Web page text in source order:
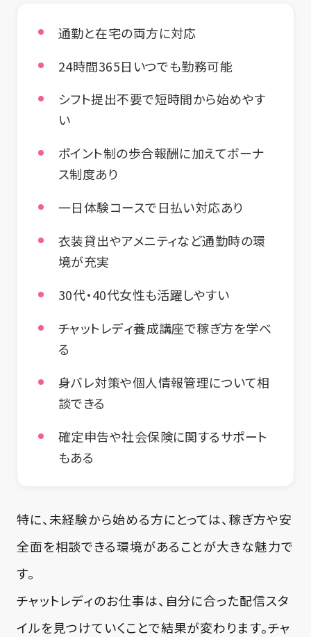
通勤と在宅の両方に対応
24時間365日いつでも勤務可能
シフト提出不要で短時間から始めやす
い
ポイント制の歩合報酬に加えてボーナ
ス制度あり
一日体験コースで日払い対応あり
衣装貸出やアメニティなど通勤時の環
境が充実
30代・40代女性も活躍しやすい
チャットレディ養成講座で稼ぎ方を学べ
る
身バレ対策や個人情報管理について相
談できる
確定申告や社会保険に関するサポート
もある
特に、未経験から始める方にとっては、稼ぎ方や安
全面を相談できる環境があることが大きな魅力で
す。
チャットレディのお仕事は、自分に合った配信スタ
イルを見つけていくことで結果が変わります。チャ